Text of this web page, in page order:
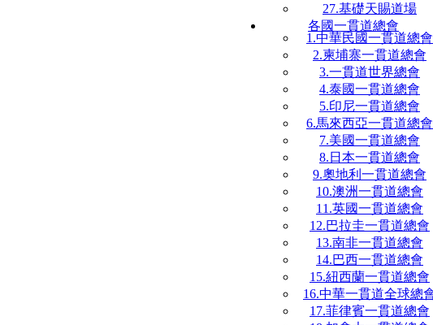
27.基礎天賜道場
各國一貫道總會
1.中華民國一貫道總會
2.柬埔寨一貫道總會
3.一貫道世界總會
4.泰國一貫道總會
5.印尼一貫道總會
6.馬來西亞一貫道總會
7.美國一貫道總會
8.日本一貫道總會
9.奧地利一貫道總會
10.澳洲一貫道總會
11.英國一貫道總會
12.巴拉圭一貫道總會
13.南非一貫道總會
14.巴西一貫道總會
15.紐西蘭一貫道總會
16.中華一貫道全球總
17.菲律賓一貫道總會